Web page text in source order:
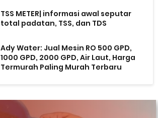
TSS METER| informasi awal seputar
total padatan, TSS, dan TDS
Ady Water: Jual Mesin RO 500 GPD,
1000 GPD, 2000 GPD, Air Laut, Harga
Termurah Paling Murah Terbaru